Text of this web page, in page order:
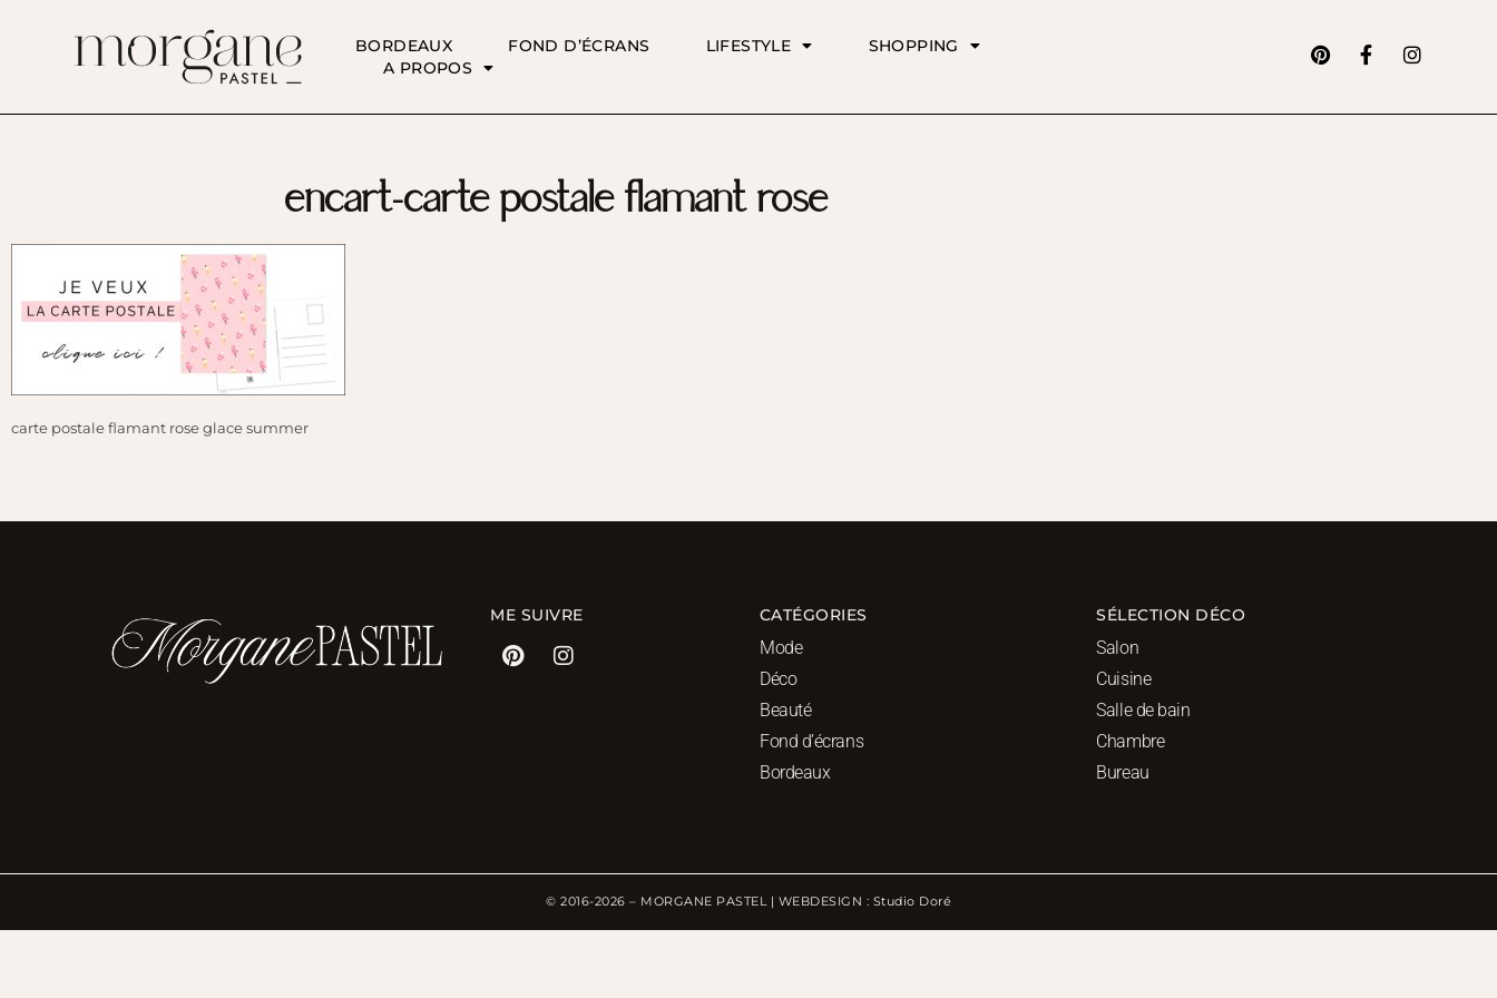
BORDEAUX FOND D’ÉCRANS LIFESTYLE
SHOPPING
A PROPOS
encart-carte postale flamant rose
carte postale flamant rose glace summer
ME SUIVRE CATÉGORIES
Mode
Déco
Beauté
Fond d’écrans
Bordeaux
SÉLECTION DÉCO
Salon
Cuisine
Salle de bain
Chambre
Bureau
© 2016-2026 – MORGANE PASTEL | WEBDESIGN : Studio Doré